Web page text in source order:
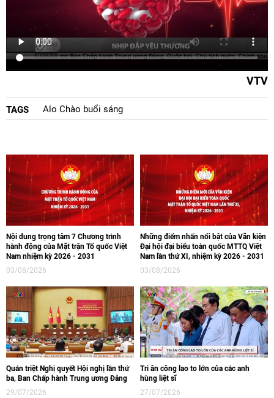
VTV
TAGS Alo Chào buổi sáng
Nội dung trọng tâm 7 Chương trình
hành động của Mặt trận Tổ quốc Việt
Nam nhiệm kỳ 2026 - 2031
03/08/2026
Những điểm nhấn nổi bật của Văn kiện
Đại hội đại biểu toàn quốc MTTQ Việt
Nam lần thứ XI, nhiệm kỳ 2026 - 2031
03/08/2026
Quán triệt Nghị quyết Hội nghị lần thứ
ba, Ban Chấp hành Trung ương Đảng
29/07/2026
Tri ân công lao to lớn của các anh
hùng liệt sĩ
27/07/2026